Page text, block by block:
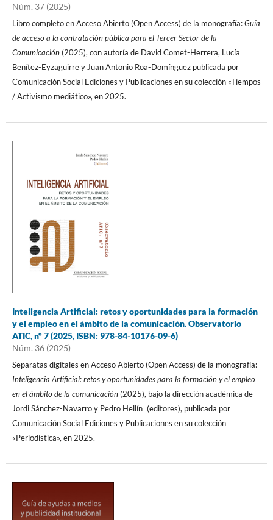
Núm. 37 (2025)
Libro completo en Acceso Abierto (Open Access) de la monografía:Guía
de acceso a la contratación pública para el Tercer Sector de la
Comunicación (2025), con autoría de David Comet-Herrera, Lucía
Benítez-Eyzaguirre y Juan Antonio Roa-Domínguez publicada por
Comunicación Social Ediciones y Publicaciones en su colección «Tiempos
/ Activismo mediático», en 2025.
Inteligencia Artificial: retos y oportunidades para la formación
y el empleo en el ámbito de la comunicación. Observatorio
ATIC, nº 7 (2025, ISBN: 978-84-10176-09-6)
Núm. 36 (2025)
Separatas digitales en Acceso Abierto (Open Access) de la monografía:
Inteligencia Artificial: retos y oportunidades para la formación y el empleo
en el ámbito de la comunicación (2025), bajo la dirección académica de
Jordi Sánchez-Navarro y Pedro Hellín (editores), publicada por
Comunicación Social Ediciones y Publicaciones en su colección
«Periodística», en 2025.